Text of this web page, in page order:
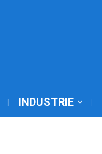
INDUSTRIE